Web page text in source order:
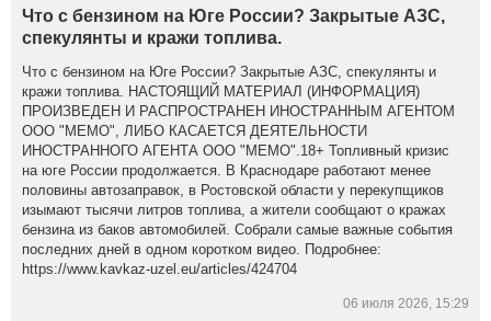
Что с бензином на Юге России? Закрытые АЗС,
спекулянты и кражи топлива.
Что с бензином на Юге России? Закрытые АЗС, спекулянты и
кражи топлива. НАСТОЯЩИЙ МАТЕРИАЛ (ИНФОРМАЦИЯ)
ПРОИЗВЕДЕН И РАСПРОСТРАНЕН ИНОСТРАННЫМ АГЕНТОМ
ООО "МЕМО", ЛИБО КАСАЕТСЯ ДЕЯТЕЛЬНОСТИ
ИНОСТРАННОГО АГЕНТА ООО "МЕМО".18+ Топливный кризис
на юге России продолжается. В Краснодаре работают менее
половины автозаправок, в Ростовской области у перекупщиков
изымают тысячи литров топлива, а жители сообщают о кражах
бензина из баков автомобилей. Собрали самые важные события
последних дней в одном коротком видео. Подробнее:
https://www.kavkaz-uzel.eu/articles/424704
06 июля 2026, 15:29